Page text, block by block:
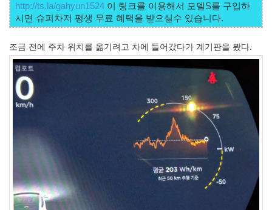
http://ts.la/gahyun1524 이 링크를 이용해서 모델S를 구입하
조금 전에 주차 위치를 옮기려고 차에 들어갔다가 계기판을 봤다.